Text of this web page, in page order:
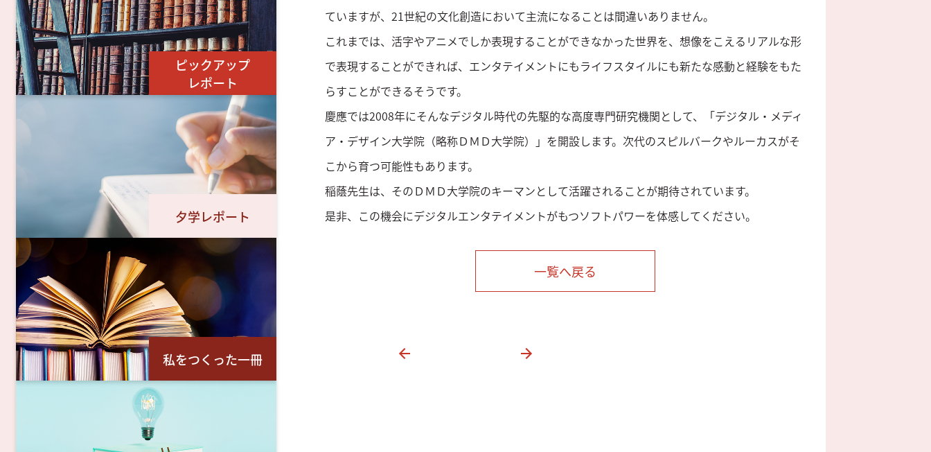
ていますが、21世紀の文化創造において主流になることは間違いありません。
これまでは、活字やアニメでしか表現することができなかった世界を、想像をこえるリアルな形
で表現することができれば、エンタテイメントにもライフスタイルにも新たな感動と経験をもた
らすことができるそうです。
慶應では2008年にそんなデジタル時代の先駆的な高度専門研究機関として、「デジタル・メディ
ア・デザイン大学院（略称ＤＭＤ大学院）」を開設します。次代のスピルバークやルーカスがそ
こから育つ可能性もあります。
稲蔭先生は、そのＤＭＤ大学院のキーマンとして活躍されることが期待されています。
是非、この機会にデジタルエンタテイメントがもつソフトパワーを体感してください。
一覧へ戻る
ピックアップ
レポート
夕学レポート
私をつくった一冊